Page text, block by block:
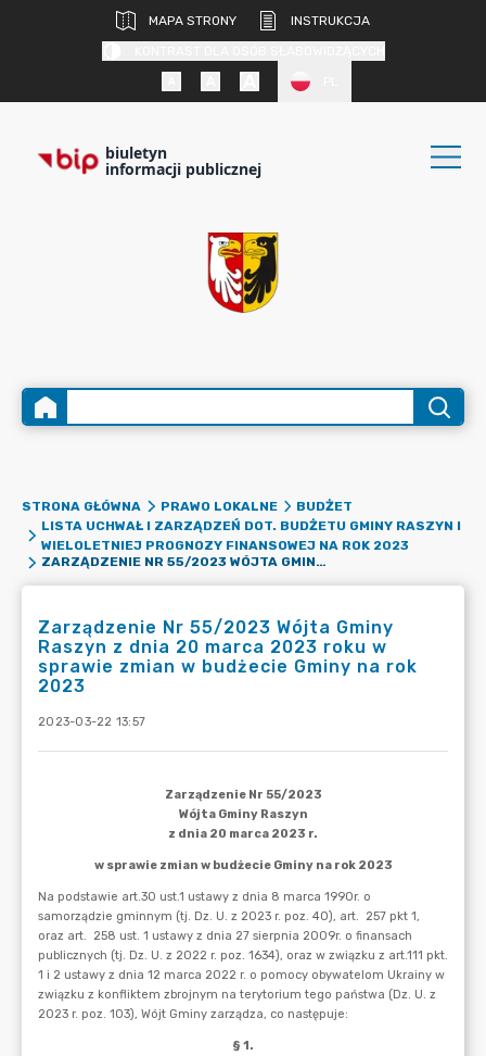
MAPA STRONY
INSTRUKCJA
biuletyn
informacji publicznej
STRONA GŁÓWNA PRAWO LOKALNE
BUDŻET
LISTA UCHWAŁ I ZARZĄDZEŃ DOT. BUDŻETU GMINY RASZYN I
WIELOLETNIEJ PROGNOZY FINANSOWEJ NA ROK 2023
ZARZĄDZENIE NR 55/2023 WÓJTA GMINY RASZYN Z DNIA 20 MARCA 2023 ROKU W SPRAWIE ZMIAN W BUDŻECIE GMINY NA ROK 2023
Zarządzenie Nr 55/2023 Wójta Gminy
Raszyn z dnia 20 marca 2023 roku w
sprawie zmian w budżecie Gminy na rok
2023
2023-03-22 13:57